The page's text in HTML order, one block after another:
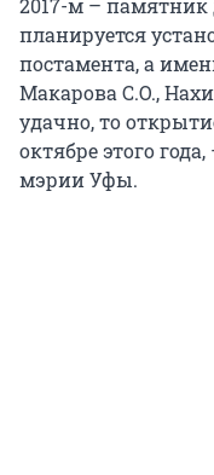
2017-м –
планируется
постамента, а
Макарова С.О.,
удачно, то
октябре этого
мэрии Уфы.